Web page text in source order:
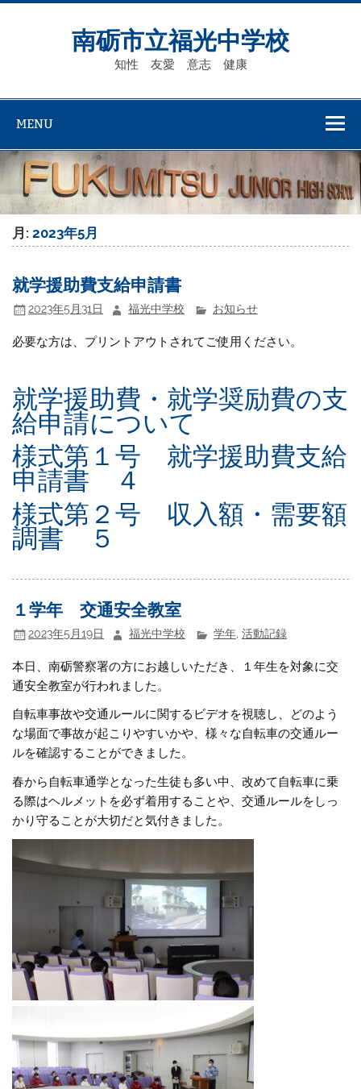
Skip
南砺市立福光中学校
知性 友愛 意志 健康
MENU
月:2023年5月
就学援助費支給申請書
2023年5月31日 福光中学校 お知らせ
必要な方は、プリントアウトされてご使用ください。
就学援助費・就学奨励費の支
給申請について
様式第１号 就学援助費支給
申請書 ４
様式第２号 収入額・需要額
調書 ５
１学年 交通安全教室
2023年5月19日 福光中学校 学年, 活動記録
本日、南砺警察署の方にお越しいただき、１年生を対象に交
通安全教室が行われました。
自転車事故や交通ルールに関するビデオを視聴し、どのよう
な場面で事故が起こりやすいかや、様々な自転車の交通ルー
ルを確認することができました。
春から自転車通学となった生徒も多い中、改めて自転車に乗
る際はヘルメットを必ず着用することや、交通ルールをしっ
かり守ることが大切だと気付きました。